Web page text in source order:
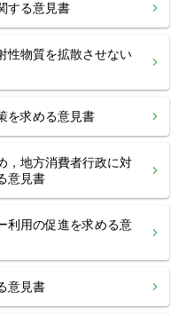
する意見書
性物質を拡散させない
を求める意見書
，地方消費者行政に対
意見書
利用の促進を求める意
意見書